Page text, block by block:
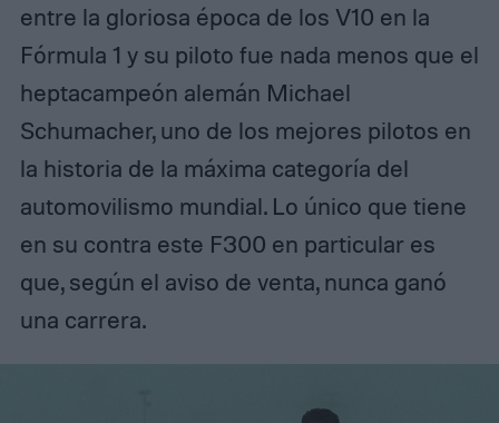
entre la gloriosa época de los V10 en la
Fórmula 1 y su piloto fue nada menos que el
heptacampeón alemán Michael
Schumacher, uno de los mejores pilotos en
la historia de la máxima categoría del
automovilismo mundial. Lo único que tiene
en su contra este F300 en particular es
que, según el aviso de venta, nunca ganó
una carrera.